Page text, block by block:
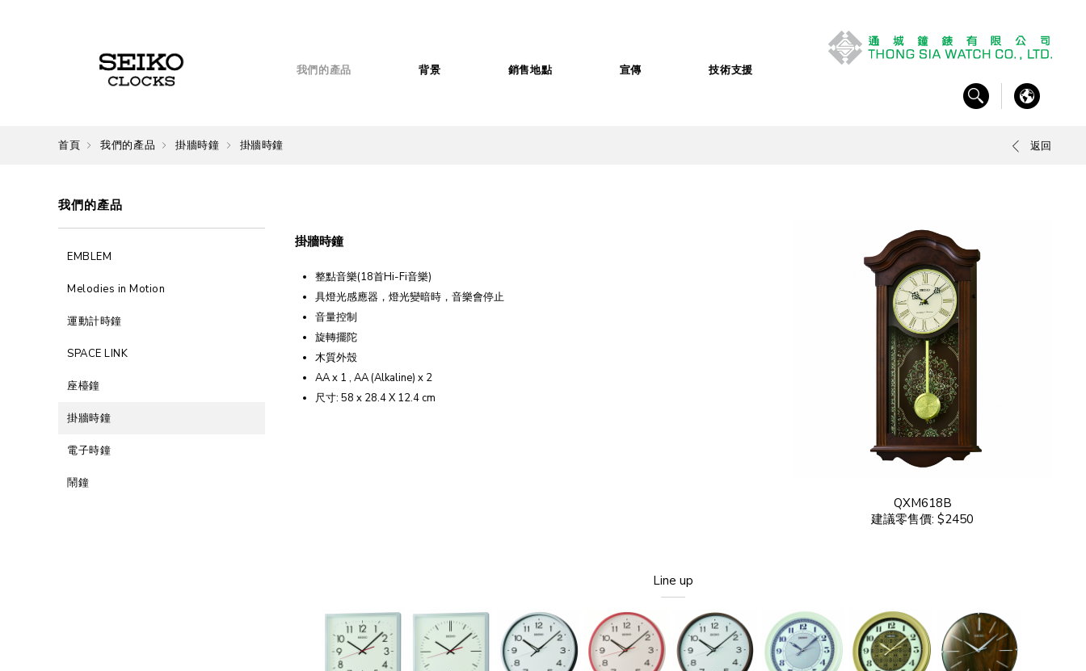
我們的產品 背景 銷售地點 宣傳 技術支援
首頁 我們的產品 掛牆時鐘 掛牆時鐘 返回
我們的產品
EMBLEM
Melodies in Motion
運動計時鐘
SPACE LINK
座檯鐘
掛牆時鐘
電子時鐘
鬧鐘
QXM618B
建議零售價: $2450
掛牆時鐘
整點音樂(18首Hi-Fi音樂)
具燈光感應器，燈光變暗時，音樂會停止
音量控制
旋轉擺陀
木質外殼
AA x 1 , AA (Alkaline) x 2
尺寸: 58 x 28.4 X 12.4 cm
Line up